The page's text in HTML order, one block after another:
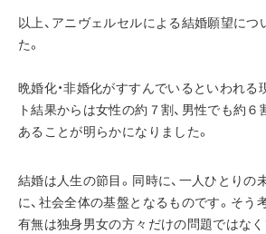
以上、アニヴェルセルによる結婚願望につ
た。
晩婚化・非婚化がすすんでいるといわれる
ト結果からは女性の約７割、男性でも約
あることが明らかになりました。
結婚は人生の節目。同時に、一人ひとりの
に、社会全体の基盤となるものです。そう
有無は独身男女の方々だけの問題ではな